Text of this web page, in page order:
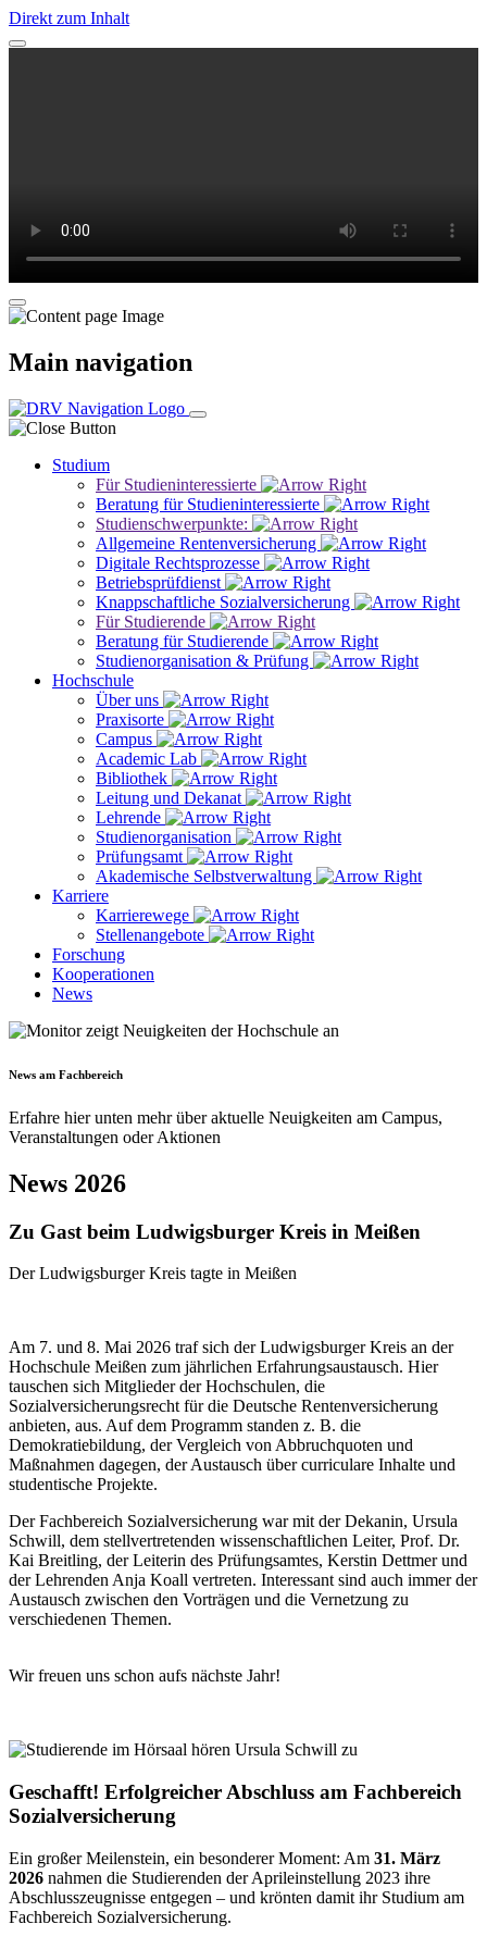
Direkt zum Inhalt
Main navigation
Studium
Für Studieninteressierte
Beratung für Studieninteressierte
Studienschwerpunkte:
Allgemeine Rentenversicherung
Digitale Rechtsprozesse
Betriebsprüfdienst
Knappschaftliche Sozialversicherung
Für Studierende
Beratung für Studierende
Studienorganisation & Prüfung
Hochschule
Über uns
Praxisorte
Campus
Academic Lab
Bibliothek
Leitung und Dekanat
Lehrende
Studienorganisation
Prüfungsamt
Akademische Selbstverwaltung
Karriere
Karrierewege
Stellenangebote
Forschung
Kooperationen
News
News am Fachbereich
Erfahre hier unten mehr über aktuelle Neuigkeiten am Campus,
Veranstaltungen oder Aktionen
News 2026
Zu Gast beim Ludwigsburger Kreis in Meißen
Der Ludwigsburger Kreis tagte in Meißen
Am 7. und 8. Mai 2026 traf sich der Ludwigsburger Kreis an der
Hochschule Meißen zum jährlichen Erfahrungsaustausch. Hier
tauschen sich Mitglieder der Hochschulen, die
Sozialversicherungsrecht für die Deutsche Rentenversicherung
anbieten, aus. Auf dem Programm standen z. B. die
Demokratiebildung, der Vergleich von Abbruchquoten und
Maßnahmen dagegen, der Austausch über curriculare Inhalte und
studentische Projekte.
Der Fachbereich Sozialversicherung war mit der Dekanin, Ursula
Schwill, dem stellvertretenden wissenschaftlichen Leiter, Prof. Dr.
Kai Breitling, der Leiterin des Prüfungsamtes, Kerstin Dettmer und
der Lehrenden Anja Koall vertreten. Interessant sind auch immer der
Austausch zwischen den Vorträgen und die Vernetzung zu
verschiedenen Themen.
Wir freuen uns schon aufs nächste Jahr!
Geschafft! Erfolgreicher Abschluss am Fachbereich
Sozialversicherung
Ein großer Meilenstein, ein besonderer Moment: Am 31. März
2026 nahmen die Studierenden der Aprileinstellung 2023 ihre
Abschlusszeugnisse entgegen – und krönten damit ihr Studium am
Fachbereich Sozialversicherung.